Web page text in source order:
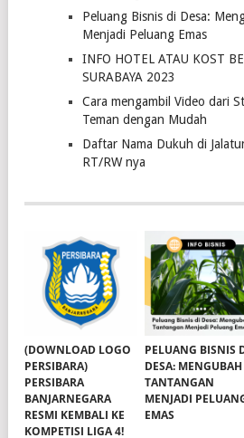
Peluang Bisnis di Desa:
Menjadi Peluang Emas
INFO HOTEL ATAU KOST
SURABAYA 2023
Cara mengambil Video dari
Teman dengan Mudah
Daftar Nama Dukuh di
RT/RW nya
(DOWNLOAD LOGO
PERSIBARA)
PERSIBARA
BANJARNEGARA
RESMI KEMBALI KE
KOMPETISI LIGA 4!
PELUANG BISNIS
DESA: MENGUBAH
TANTANGAN
MENJADI
EMAS